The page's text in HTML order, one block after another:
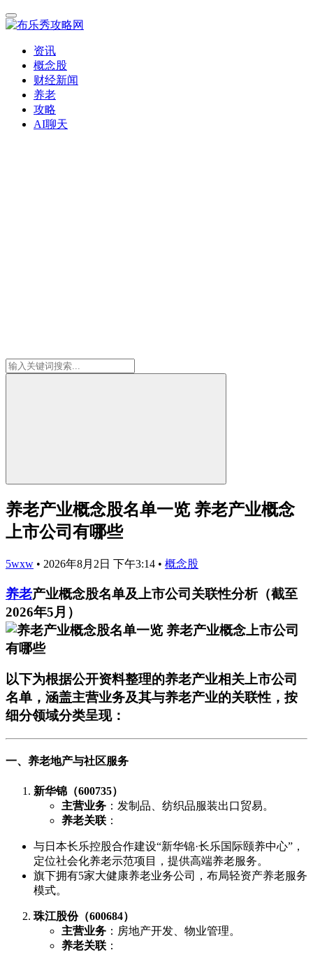
资讯
概念股
财经新闻
养老
攻略
AI聊天
养老产业概念股名单一览 养老产业概念
上市公司有哪些
5wxw • 2026年8月2日 下午3:14 • 概念股
养老产业概念股名单及上市公司关联性分析（截至
2026年5月）
以下为根据公开资料整理的养老产业相关上市公司
名单，涵盖主营业务及其与养老产业的关联性，按
细分领域分类呈现：
一、养老地产与社区服务
新华锦（600735）
主营业务 ：发制品、纺织品服装出口贸易。
养老关联 ：
与日本长乐控股合作建设“新华锦·长乐国际颐养中心”，
定位社会化养老示范项目，提供高端养老服务。
旗下拥有5家大健康养老业务公司，布局轻资产养老服务
模式。
珠江股份（600684）
主营业务 ：房地产开发、物业管理。
养老关联 ：